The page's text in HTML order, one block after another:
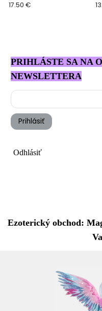
17.50 €
PRIHLÁSTE SA NA
NEWSLETTERA
Prihlásiť
Odhlásiť
Ezoterický obchod: